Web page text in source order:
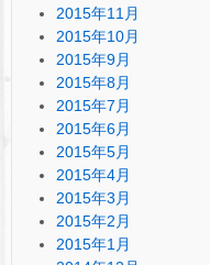
2015年11月
2015年10月
2015年9月
2015年8月
2015年7月
2015年6月
2015年5月
2015年4月
2015年3月
2015年2月
2015年1月